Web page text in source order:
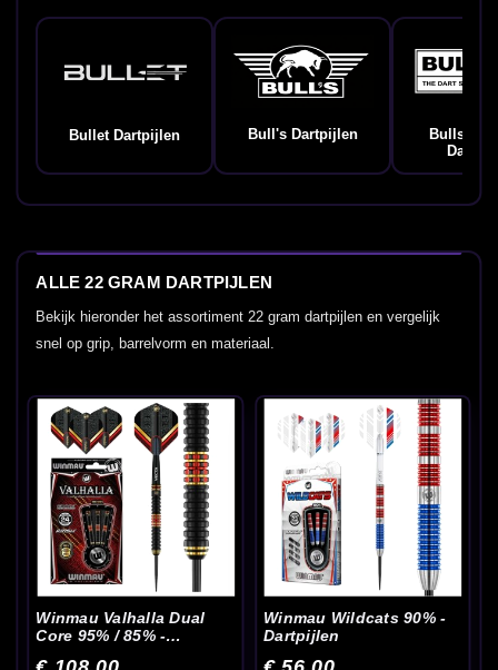
Bullet Dartpijlen Bull's Dartpijlen
Bulls
ALLE 22 GRAM DARTPIJLEN
Bekijk hieronder het assortiment 22 gram dartpijlen en vergelijk
snel op grip, barrelvorm en materiaal.
Winmau Valhalla Dual
Core 95% / 85% -
Winmau Wildcats 90% -
Dartpijlen